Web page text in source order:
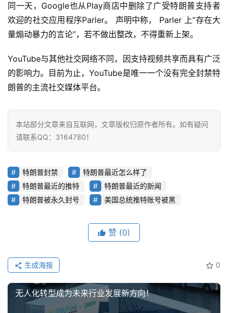
智
能
度
学
习
计
算
未
来
医
疗
驾
驶
智
同一天，Google也从Play商店中删除了广受特朗普支持者
欢迎的社交应用程序Parler。 声明中称， Parler 上“存在大
量煽动暴力的言论”，若不做出整改，不得重新上架。
YouTube与其他社交网络不同，因支持视频共享而具有广泛
的影响力。目前为止，YouTube是唯一一个没有完全封禁特
朗普的主流社交媒体平台。
本站部分文章来自互联网，文章版权归原作者所有。如有疑问
请联系QQ：3164780！
特朗普封禁
特朗普最近怎么样了
特朗普最近的推特
特朗普最近的新闻
特朗普被永久封号
美国总统推特账号被黑
赞 (0)
0
生成海报
无人化转型成为未来行业发展新方向！